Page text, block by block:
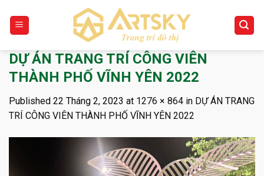
content
DỰ ÁN TRANG TRÍ CÔNG VIÊN
THÀNH PHỐ VĨNH YÊN 2022
Published 22 Tháng 2, 2023 at 1276 × 864 in DỰ ÁN TRANG
TRÍ CÔNG VIÊN THÀNH PHỐ VĨNH YÊN 2022